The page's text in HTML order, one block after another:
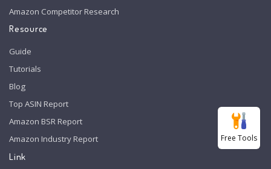
Amazon Competitor Research
Resource
Guide
Tutorials
Blog
Top ASIN Report
Amazon BSR Report
Amazon Industry Report
Link
Free Tools